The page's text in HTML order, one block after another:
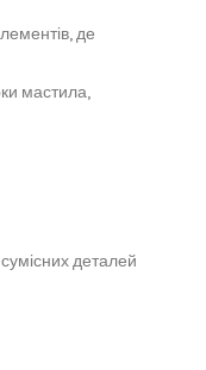
де
мастила,
деталей